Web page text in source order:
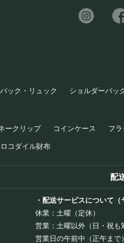
ック・リュック ショルダーバッ
ークリップ コインケース フ
コダイル財布
配
・配送サービスについて（
休業：土曜（定休）
営業：土曜以外（日・祝も
営業日の午前中（正午ま